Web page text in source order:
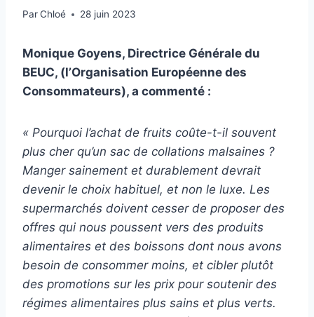
ParChloé 28 juin 2023
Monique Goyens, Directrice Générale du
BEUC, (l’Organisation Européenne des
Consommateurs), a commenté :
« Pourquoi l’achat de fruits coûte-t-il souvent
plus cher qu’un sac de collations malsaines ?
Manger sainement et durablement devrait
devenir le choix habituel, et non le luxe. Les
supermarchés doivent cesser de proposer des
offres qui nous poussent vers des produits
alimentaires et des boissons dont nous avons
besoin de consommer moins, et cibler plutôt
des promotions sur les prix pour soutenir des
régimes alimentaires plus sains et plus verts.